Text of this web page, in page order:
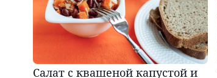
Салат с квашеной капустой и